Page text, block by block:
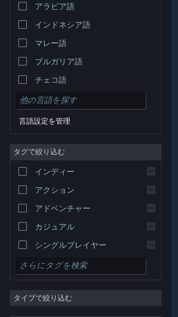
デスクトップウェブサイトを表示
国およびその他の国の各社が所有します。プライバシー
ポリシー|リーガル|アクセシビリティ|Steam 利
用規約|返金| Cookie
アラビア語
インドネシア語
マレー語
ブルガリア語
チェコ語
デンマーク語
ドイツ語
英語
スペイン語 - スペイン
スペイン語－ラテンアメリカ
ギリシャ語
言語設定を管理
タグで絞り込む
インディー
アクション
アドベンチャー
カジュアル
シングルプレイヤー
シミュレーション
RPG
ストラテジー
タイプで絞り込む